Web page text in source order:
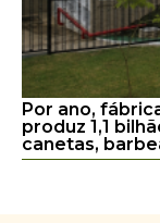
Por ano,
produz 1,1
canetas,